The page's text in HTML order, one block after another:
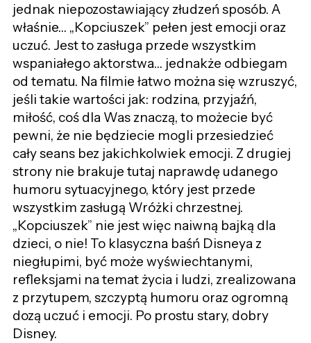
jednak niepozostawiający złudzeń sposób. A
właśnie… „Kopciuszek” pełen jest emocji oraz
uczuć. Jest to zasługa przede wszystkim
wspaniałego aktorstwa… jednakże odbiegam
od tematu. Na filmie łatwo można się wzruszyć,
jeśli takie wartości jak: rodzina, przyjaźń,
miłość, coś dla Was znaczą, to możecie być
pewni, że nie będziecie mogli przesiedzieć
cały seans bez jakichkolwiek emocji. Z drugiej
strony nie brakuje tutaj naprawdę udanego
humoru sytuacyjnego, który jest przede
wszystkim zasługą Wróżki chrzestnej.
„Kopciuszek” nie jest więc naiwną bajką dla
dzieci, o nie! To klasyczna baśń Disneya z
niegłupimi, być może wyświechtanymi,
refleksjami na temat życia i ludzi, zrealizowana
z przytupem, szczyptą humoru oraz ogromną
dozą uczuć i emocji. Po prostu stary, dobry
Disney.